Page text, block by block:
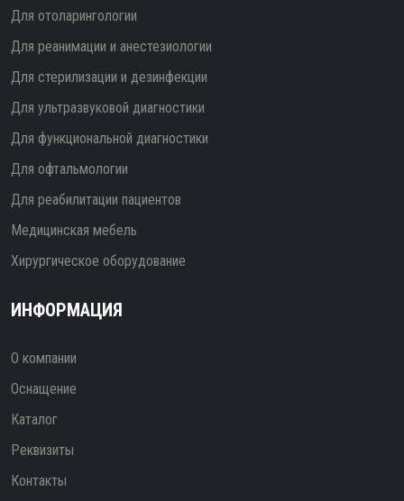
Для отоларингологии
Для реанимации и анестезиологии
Для стерилизации и дезинфекции
Для ультразвуковой диагностики
Для функциональной диагностики
Для офтальмологии
Для реабилитации пациентов
Медицинская мебель
Хирургическое оборудование
ИНФОРМАЦИЯ
О компании
Оснащение
Каталог
Реквизиты
Контакты